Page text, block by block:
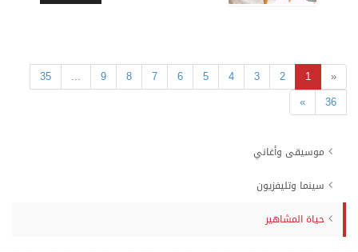
«
1
2
3
4
5
6
7
8
9
...
35
36
»
موسيقى وأغاني
سينما وتليفزيون
حياة المشاهير